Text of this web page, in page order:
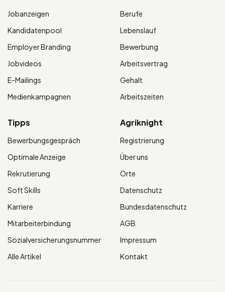
Jobanzeigen
Kandidatenpool
Employer Branding
Jobvideos
E-Mailings
Medienkampagnen
Berufe
Lebenslauf
Bewerbung
Arbeitsvertrag
Gehalt
Arbeitszeiten
Tipps
Bewerbungsgespräch
Optimale Anzeige
Rekrutierung
Soft Skills
Karriere
Mitarbeiterbindung
Sozialversicherungsnummer
Alle Artikel
Agriknight
Registrierung
Über uns
Orte
Datenschutz
Bundesdatenschutz
AGB
Impressum
Kontakt